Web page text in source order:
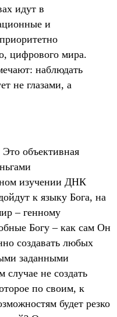
идут в
и
цифрового мира.
наблюдать
не глазами, а
объективная
изучении ДНК
к языку Бога, на
– генному
Богу – как сам Он
создавать любых
заданными
не создать
по своим, к
будет резко